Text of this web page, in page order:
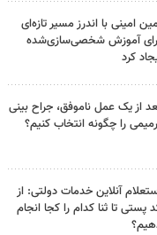
امینی با اندرز مسیر تازه‌ای
آموزش شخصی‌سازی‌شده
کرد
از یک عمل ناموفق، جراح بینی
را چگونه انتخاب کنیم؟
آنلاین خدمات دولتی: از
پستی تا ثنا کدام را کجا انجام